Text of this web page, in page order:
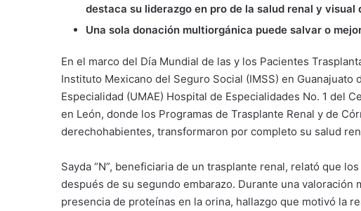
destaca su liderazgo en pro de la salud renal y
Una sola donación multiorgánica puede salvar o
En el marco del Día Mundial de las y los Pacientes
Instituto Mexicano del Seguro Social (IMSS) en Guanajuato
Especialidad (UMAE) Hospital de Especialidades No. 1 del
en León, donde los Programas de Trasplante Renal y de
derechohabientes, transformaron por completo su salud
Sayda “N”, beneficiaria de un trasplante renal, relató que
después de su segundo embarazo. Durante una valoración
presencia de proteínas en la orina, hallazgo que motivó la